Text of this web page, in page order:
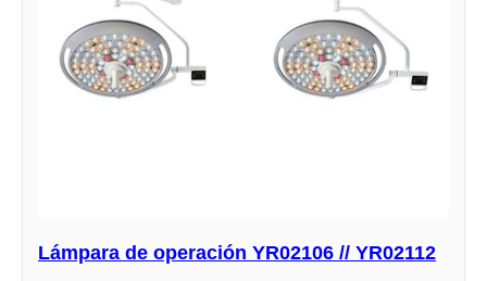
Lámpara de operación YR02106 // YR02112